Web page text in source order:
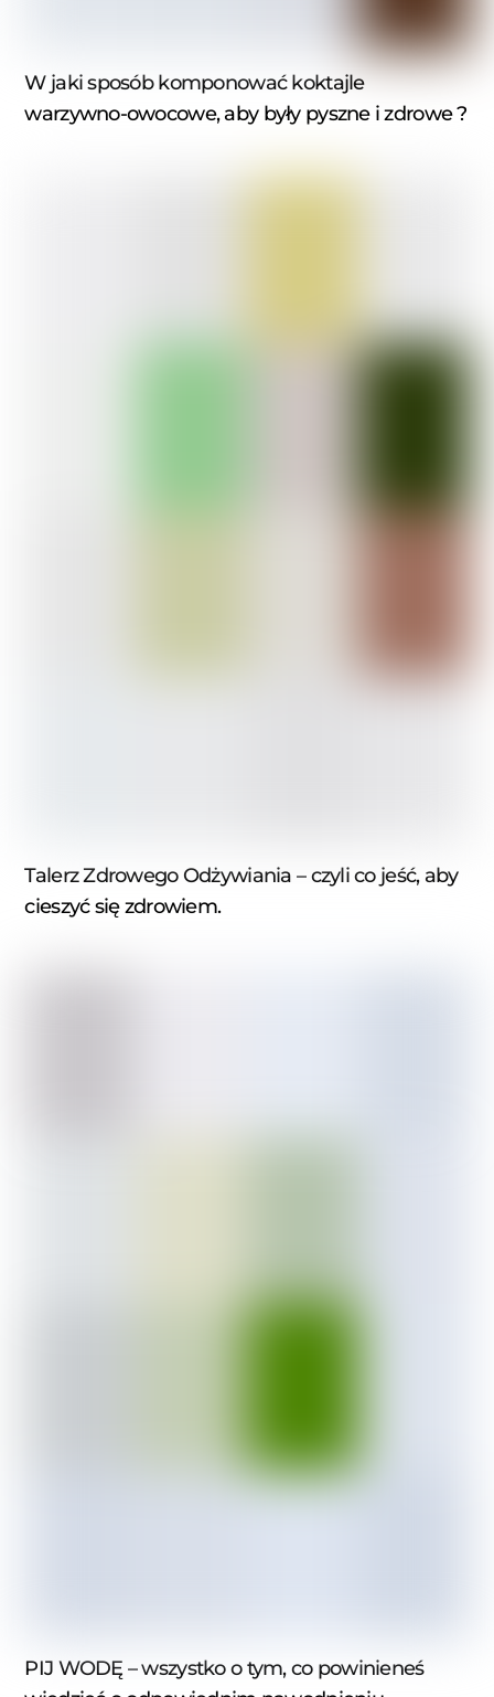
W jaki sposób komponować koktajle
warzywno-owocowe, aby były pyszne i zdrowe ?
Talerz Zdrowego Odżywiania – czyli co jeść, aby
cieszyć się zdrowiem.
PIJ WODĘ – wszystko o tym, co powinieneś